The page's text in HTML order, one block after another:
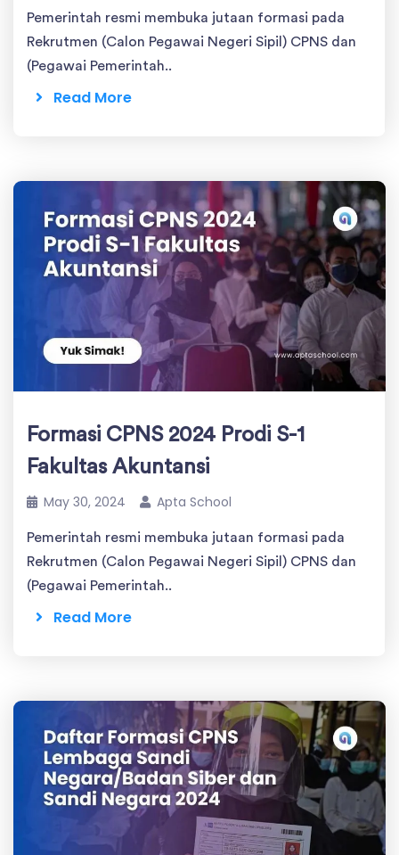
Pemerintah resmi membuka jutaan formasi pada
Rekrutmen (Calon Pegawai Negeri Sipil) CPNS dan
(Pegawai Pemerintah..
Read More
Formasi CPNS 2024 Prodi S-1
Fakultas Akuntansi
May 30, 2024 Apta School
Pemerintah resmi membuka jutaan formasi pada
Rekrutmen (Calon Pegawai Negeri Sipil) CPNS dan
(Pegawai Pemerintah..
Read More